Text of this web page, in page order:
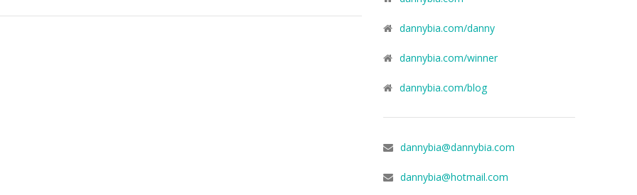
dannybia.com/danny
dannybia.com/winner
dannybia.com/blog
dannybia@dannybia.com
dannybia@hotmail.com